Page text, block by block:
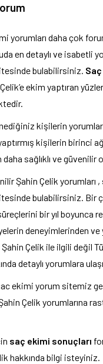
yorumları daha çok
en detaylı ve isabetli
bulabilirsiniz.
ekim yaptıran
kişilerin
kişilerin birinci
sağlıklı ve güvenilir
Şahin Çelik yorumları ,
bulabilirsiniz. Bir
bir yıl boyunca
deneyimlerinden ve
Çelik ile ilgili değil
detaylı yorumlara
ekimi yorum sitemiz
Çelik yorumlarına
saç ekimi sonuçları
hakkında bilgi isteyiniz.